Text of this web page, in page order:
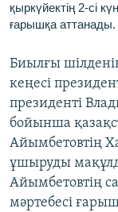
қыркүйектің 2-сі
ғарышқа аттанады.
Биылғы
кеңесі
президенті
бойынша
Айымбетовтің
ұшыруды
Айымбетовтің
мәртебесі